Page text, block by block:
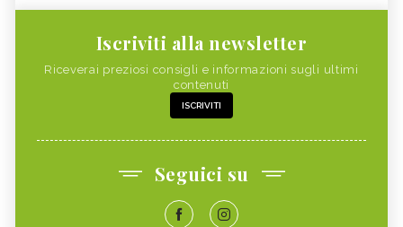
Iscriviti alla newsletter
Riceverai preziosi consigli e informazioni sugli ultimi
contenuti
ISCRIVITI
Seguici su